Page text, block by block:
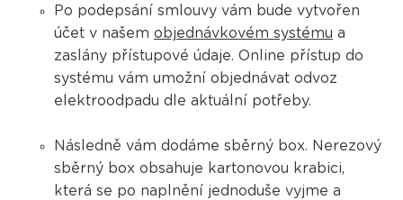
​​​​​​Po podepsání smlouvy vám bude vytvořen
účet v našem objednávkovém systému a
zaslány přístupové údaje. Online přístup do
systému vám umožní objednávat odvoz
elektroodpadu dle aktuální potřeby.
Následně vám dodáme sběrný box. Nerezový
sběrný box obsahuje kartonovou krabici,
která se po naplnění jednoduše vyjme a